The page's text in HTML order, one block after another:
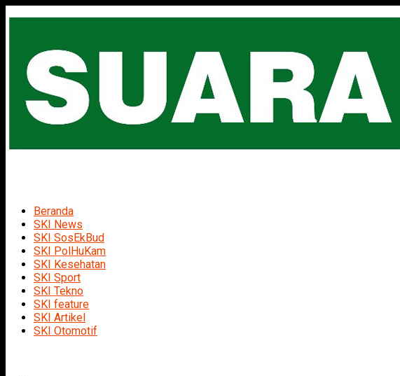
Beranda
SKI News
SKI SosEkBud
SKI PolHuKam
SKI Kesehatan
SKI Sport
SKI Tekno
SKI feature
SKI Artikel
SKI Otomotif